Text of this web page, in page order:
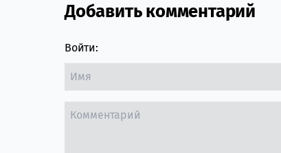
Comment section
Добавить комментарий
Войти: